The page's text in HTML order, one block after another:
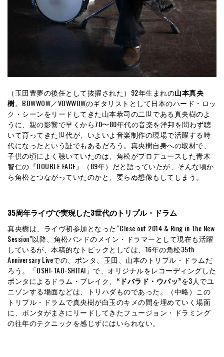
（玉田豊夢の後任として抜擢された）92年生まれの山本真央
樹。BOWWOW／VOWWOWのギタリストとして日本のハード・ロッ
ク・シーンをリードしてきた山本恭司の二世である真央樹のよ
うに、親の影響で早くから70〜80年代の音楽を洋邦を問わず聴
いて育ってきた世代が、いよいよ音楽制作の現場で活躍する時
代になったという証でもあるだろう。真央樹自身への取材で、
子供の頃によく聴いていたのは、角松がプロデュースした青木
智仁の『DOUBLE FACE』（89年）だと語っていたが、そんな頃か
ら角松とつながっていたのかと、要らぬ想像もしてしまう。
35周年ライヴで実現した3世代のトリプル・ドラム
真央樹は、ライヴ初参加となった“Close out 2014 & Ring in The New
Session”以降、角松バンドのメイン・ドラマーとして現在も活躍
しているが、本稿的なトピックとしては、16年の角松35th
Anniversary Liveでの、ポンタ、玉田、山本のトリプル・ドラムだ
ろう。「OSHI-TAO-SHITAI」で、オリジナルをレコーディングした
ポンタによるドラム・ブレイク、 “ドバラド・ウパッ”を3人でユ
ニゾンする場面などは、トリハダものであった。（中略）この
トリプル・ドラムで真央樹が白玉のキメの間を埋めていく場面
に、ポンタがまさにリードしてきたフュージョン・ドラミング
の往年のテクニックを感じずにはいられない。